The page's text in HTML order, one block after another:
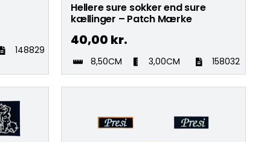
148829
Hellere sure sokker end sure
kællinger – Patch Mærke
40,00 kr.
8,50CM 3,00CM 158032